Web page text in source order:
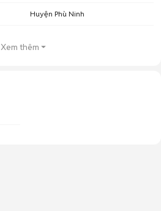
Huyện Phù Ninh
Xem thêm